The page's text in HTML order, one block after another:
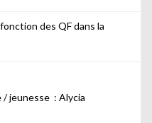
des QF dans la
/ jeunesse : Alycia